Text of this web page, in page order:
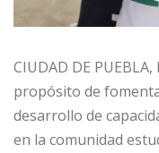
CIUDAD DE
propósito de
desarrollo de
en la comunidad